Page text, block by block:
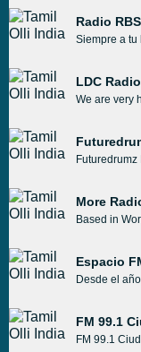
Radio
Siempre a tu
LDC Radio
We are very
More
Based in
Espacio
Desde el
FM 99.1
FM 99.1